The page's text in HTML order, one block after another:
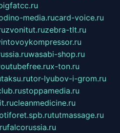
media.rucard-voice.ru
zvonitut.ruzebra-tlt.ru
wasabi-shop.ru
x-ton.ru
taksu.rutor-lyubov-i-grom.ru
stoppamedia.ru
cleanmedicine.ru
tutmassage.ru
falcorussia.ru